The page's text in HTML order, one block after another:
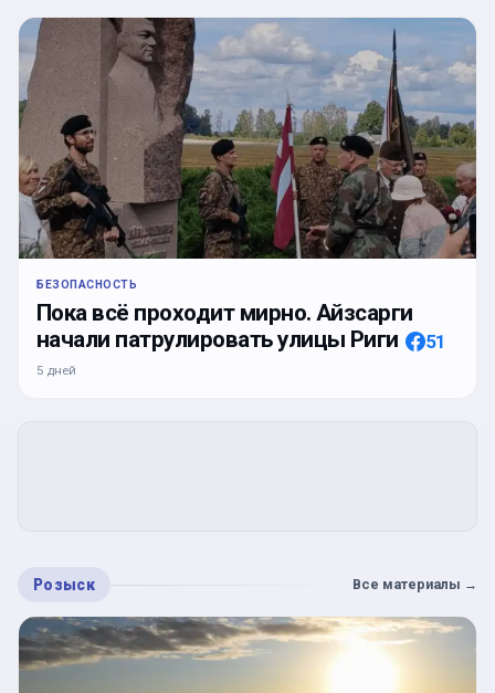
БЕЗОПАСНОСТЬ
Пока всё проходит мирно. Айзсарги
начали патрулировать улицы Риги
51
5 дней
Розыск Все материалы →